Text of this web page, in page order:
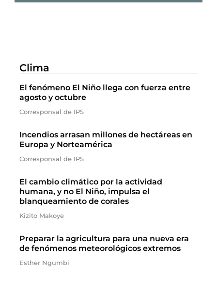
Clima
El fenómeno El Niño llega con fuerza entre
agosto y octubre
Corresponsal de IPS
Incendios arrasan millones de hectáreas en
Europa y Norteamérica
Corresponsal de IPS
El cambio climático por la actividad
humana, y no El Niño, impulsa el
blanqueamiento de corales
Kizito Makoye
Preparar la agricultura para una nueva era
de fenómenos meteorológicos extremos
Esther Ngumbi